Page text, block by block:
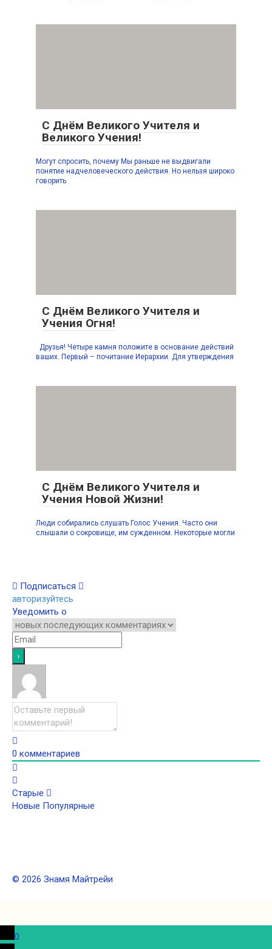
С Днём Великого Учителя и
Великого Учения!
Могут спросить, почему Мы раньше не выдвигали
понятие надчеловеческого действия. Но нельзя широко
говорить
С Днём Великого Учителя и
Учения Огня!
Друзья! Четыре камня положите в основание действий
ваших. Первый – почитание Иерархии. Для утверждения
С Днём Великого Учителя и
Учения Новой Жизни!
Люди собирались слушать Голос Учения. Часто они
слышали о сокровище, им сужденном. Некоторые могли
Подписаться
авторизуйтесь
Уведомить о
0 комментариев
Старые
Новые Популярные
© 2026 Знамя Майтрейи
0